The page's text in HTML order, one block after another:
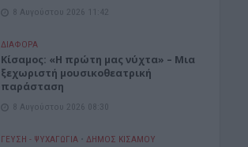
8 Αυγούστου 2026 11:42
ΔΙΆΦΟΡΑ
Κίσαμος: «Η πρώτη μας νύχτα» – Μια
ξεχωριστή μουσικοθεατρική
παράσταση
8 Αυγούστου 2026 08:30
ΓΕΎΣΗ - ΨΥΧΑΓΩΓΊΑ • ΔΉΜΟΣ ΚΙΣΆΜΟΥ